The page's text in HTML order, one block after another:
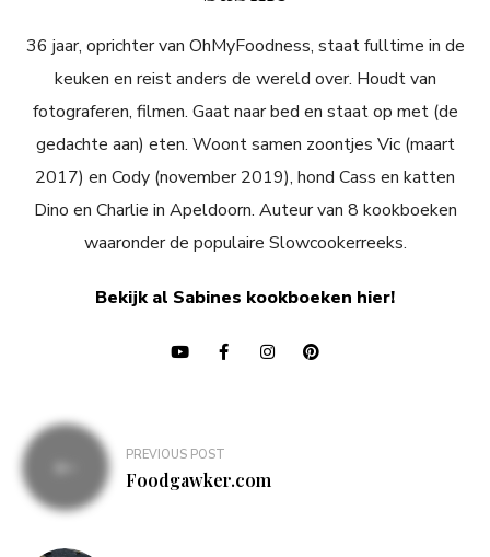
36 jaar, oprichter van OhMyFoodness, staat fulltime in de
keuken en reist anders de wereld over. Houdt van
fotograferen, filmen. Gaat naar bed en staat op met (de
gedachte aan) eten. Woont samen zoontjes Vic (maart
2017) en Cody (november 2019), hond Cass en katten
Dino en Charlie in Apeldoorn. Auteur van 8 kookboeken
waaronder de populaire Slowcookerreeks.
Bekijk al Sabines kookboeken hier!
Bericht
navigatie
PREVIOUS POST
Foodgawker.com